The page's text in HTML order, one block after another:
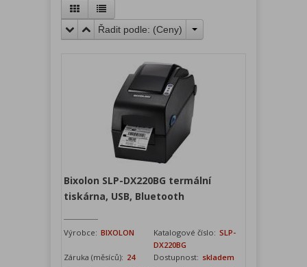
Řadit podle: (Ceny)
Bixolon SLP-DX220BG termální
tiskárna, USB, Bluetooth
Výrobce: BIXOLON Katalogové číslo: SLP-
DX220BG
Záruka (měsíců): 24 Dostupnost: skladem